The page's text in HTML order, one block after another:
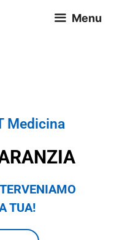
Menu
Medicina
TUA!